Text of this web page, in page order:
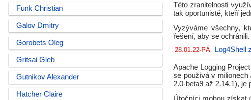
Funk Christian
Galov Dmitry
Gorobets Oleg
Gritsai Gleb
Gutnikov Alexander
Hatcher Claire
Této zranitelnosti
tak oportunisté, kteří
Vyzýváme všechny,
řešení, aby se ochránili.
28.01.22-PÁ Log4Shell
Apache Logging
se používá v milionech
2.0-beta9 až 2.14.1), je